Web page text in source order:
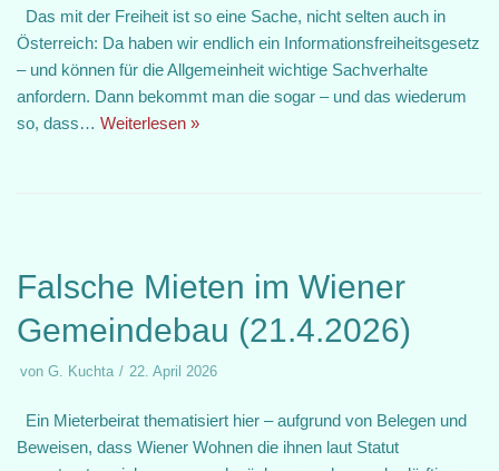
Das mit der Freiheit ist so eine Sache, nicht selten auch in
Österreich: Da haben wir endlich ein Informationsfreiheitsgesetz
– und können für die Allgemeinheit wichtige Sachverhalte
anfordern. Dann bekommt man die sogar – und das wiederum
so, dass… Weiterlesen »
Falsche Mieten im Wiener
Gemeindebau (21.4.2026)
von G. Kuchta 22. April 2026
Ein Mieterbeirat thematisiert hier – aufgrund von Belegen und
Beweisen, dass Wiener Wohnen die ihnen laut Statut